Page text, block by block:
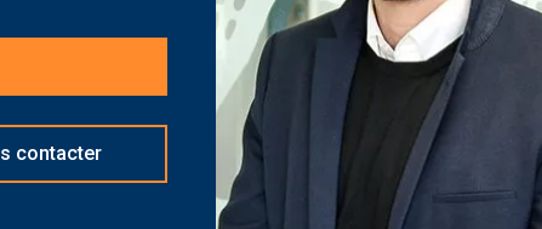
réf. 27663 Bien soumis au statut juridique de la
copropriété (Montant moyen annuel quote-part du
€. Pas de procédure en cours. Honoraires à la charge
contacter